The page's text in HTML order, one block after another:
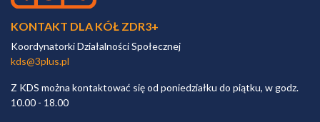
KONTAKT DLA KÓŁ ZDR3+
Koordynatorki Działalności Społecznej
kds@3plus.pl
Z KDS można kontaktować się od poniedziałku do piątku, w godz.
10.00 - 18.00